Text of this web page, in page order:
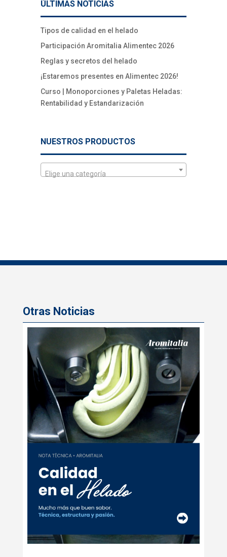
ÚLTIMAS NOTICIAS
Tipos de calidad en el helado
Participación Aromitalia Alimentec 2026
Reglas y secretos del helado
¡Estaremos presentes en Alimentec 2026!
Curso | Monoporciones y Paletas Heladas:
Rentabilidad y Estandarización
NUESTROS PRODUCTOS
Elige una categoría
Otras Noticias